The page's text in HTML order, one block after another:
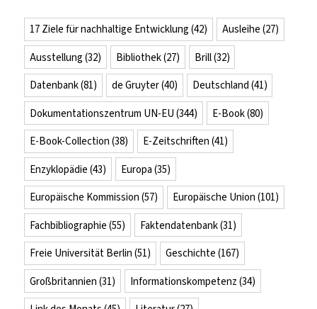
17 Ziele für nachhaltige Entwicklung (42) Ausleihe (27)
Ausstellung (32) Bibliothek(27) Brill(32)
Datenbank(81) de Gruyter(40) Deutschland (41)
Dokumentationszentrum UN-EU (344) E-Book(80)
E-Book-Collection (38) E-Zeitschriften (41)
Enzyklopädie (43) Europa (35)
Europäische Kommission (57) Europäische Union (101)
Fachbibliographie (55) Faktendatenbank(31)
Freie Universität Berlin (51) Geschichte (167)
Großbritannien (31) Informationskompetenz (34)